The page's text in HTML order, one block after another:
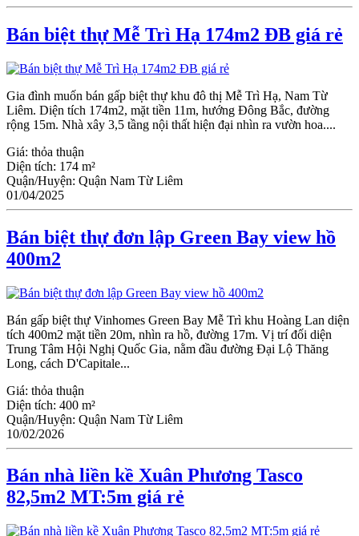
Bán biệt thự Mễ Trì Hạ 174m2 ĐB giá rẻ
Gia đình muốn bán gấp biệt thự khu đô thị Mễ Trì Hạ, Nam Từ
Liêm. Diện tích 174m2, mặt tiền 11m, hướng Đông Bắc, đường
rộng 15m. Nhà xây 3,5 tầng nội thất hiện đại nhìn ra vườn hoa....
Giá: thỏa thuận
Diện tích: 174 m²
Quận/Huyện: Quận Nam Từ Liêm
01/04/2025
Bán biệt thự đơn lập Green Bay view hồ
400m2
Bán gấp biệt thự Vinhomes Green Bay Mễ Trì khu Hoàng Lan diện
tích 400m2 mặt tiền 20m, nhìn ra hồ, đường 17m. Vị trí đối diện
Trung Tâm Hội Nghị Quốc Gia, nằm đầu đường Đại Lộ Thăng
Long, cách D'Capitale...
Giá: thỏa thuận
Diện tích: 400 m²
Quận/Huyện: Quận Nam Từ Liêm
10/02/2026
Bán nhà liền kề Xuân Phương Tasco
82,5m2 MT:5m giá rẻ